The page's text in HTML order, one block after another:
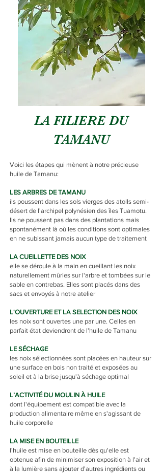
LA FILIERE DU
TAMANU
Voici les étapes qui mènent à notre précieuse
huile de Tamanu:
LES ARBRES DE TAMANU
ils poussent dans les sols vierges des atolls semi-
désert de l'archipel polynésien des îles Tuamotu.
Ils ne poussent pas dans des plantations mais
spontanément là où les conditions sont optimales
en ne subissant jamais aucun type de traitement
LA CUEILLETTE DES NOIX
elle se déroule à la main en cueillant les noix
naturellement mûries sur l'arbre et tombées sur le
sable en contrebas. Elles sont placés dans des
sacs et envoyés à notre atelier
L'OUVERTURE ET LA SELECTION DES NOIX
les noix sont ouvertes une par une. Celles en
parfait état deviendront de l'huile de Tamanu
LE SÉCHAGE
les noix sélectionnées sont placées en hauteur sur
une surface en bois non traité et exposées au
soleil et à la brise jusqu'à séchage optimal
L’ACTIVITÉ DU MOULIN À HUILE
dont l'équipement est compatible avec la
production alimentaire même en s'agissant de
huile corporelle
LA MISE EN BOUTEILLE
l'huile est mise en bouteille dès qu'elle est
obtenue afin de minimiser son exposition à l'air et
à la lumière sans ajouter d'autres ingrédients ou